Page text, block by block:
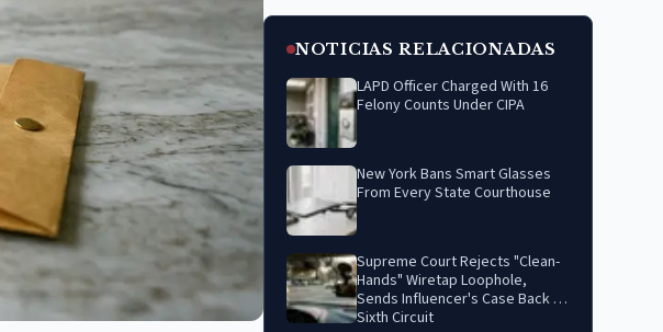
NOTICIAS RELACIONADAS
LAPD Officer Charged With 16
Felony Counts Under CIPA
New York Bans Smart Glasses
From Every State Courthouse
Supreme Court Rejects "Clean-
Hands" Wiretap Loophole,
Sends Influencer's Case Back to
Sixth Circuit